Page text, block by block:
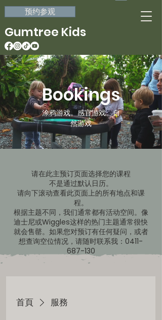
预约参观
Gumtree Kids
Bookings
涂鸦游戏。感官游戏。自
然游戏
请在此主预订页面选择您的课程
不是通过默认日历。
请向下滚动查看此页面上的所有地点和课
程。
根据主题不同，我们通常都有活动空间。像
迪士尼或Wiggles这样的热门主题通常很快
就会售罄。如果您对预订有任何疑问，或者
想查询空位情况，请随时联系我：0411-
687-130
首頁 服務